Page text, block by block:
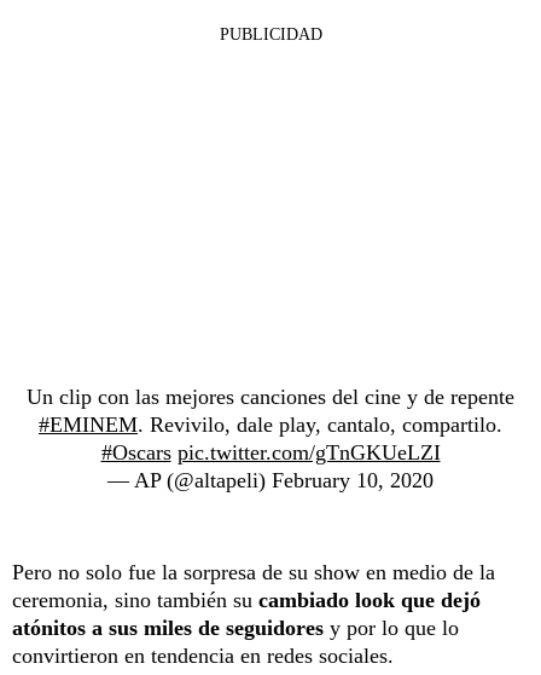
PUBLICIDAD
Un clip con las mejores canciones del cine y de repente
#EMINEM. Revivilo, dale play, cantalo, compartilo.
#Oscars pic.twitter.com/gTnGKUeLZI
— AP (@altapeli) February 10, 2020
Pero no solo fue la sorpresa de su show en medio de la
ceremonia, sino también su cambiado look que dejó
atónitos a sus miles de seguidores y por lo que lo
convirtieron en tendencia en redes sociales.